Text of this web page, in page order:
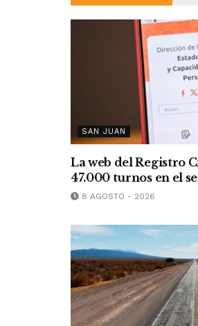
SAN JUAN
La web del Registro
47.000 turnos en el
8 AGOSTO - 2026